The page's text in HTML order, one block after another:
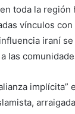
toda la región
vínculos
iraní
las
implícita”